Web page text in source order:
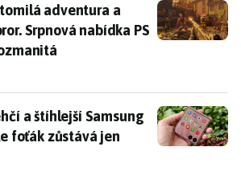
adventura a psychologický
adventura a
Srpnová nabídka PS
a štíhlejší Samsung Galaxy Z
a štíhlejší Samsung
foťák zůstává jen